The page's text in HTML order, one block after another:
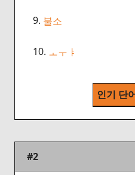
9. 불소
10. ㅗㅜㅑ
인기 단
#2